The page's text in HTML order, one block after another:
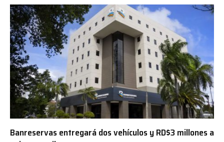
Banreservas entregará dos vehículos y RD$3 millones a